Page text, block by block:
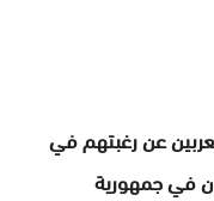
عن رغبتهم في
في جمهورية